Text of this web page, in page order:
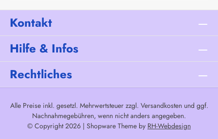
Kontakt
Hilfe & Infos
Rechtliches
Alle Preise inkl. gesetzl. Mehrwertsteuer zzgl. Versandkostenund ggf.
Nachnahmegebühren, wenn nicht anders angegeben.
© Copyright 2026 | Shopware Theme by RH-Webdesign